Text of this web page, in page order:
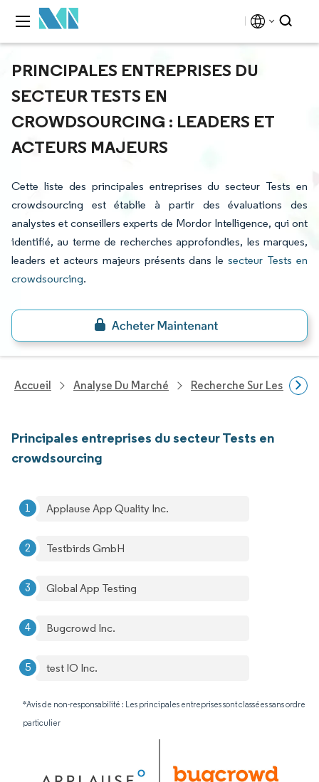
PRINCIPALES ENTREPRISES DU
SECTEUR TESTS EN
CROWDSOURCING : LEADERS ET
ACTEURS MAJEURS
Cette liste des principales entreprises du secteur Tests en
crowdsourcing est établie à partir des évaluations des
analystes et conseillers experts de Mordor Intelligence, qui ont
identifié, au terme de recherches approfondies, les marques,
leaders et acteurs majeurs présents dans lesecteur Tests en
crowdsourcing.
Accueil Analyse Du Marché Recherche Sur Les
Principales entreprises du secteur Tests en
crowdsourcing
Applause App Quality Inc.
Testbirds GmbH
Global App Testing
Bugcrowd Inc.
test IO Inc.
*Avis de non-responsabilité : Les principales entreprises sont classées sans ordre
particulier